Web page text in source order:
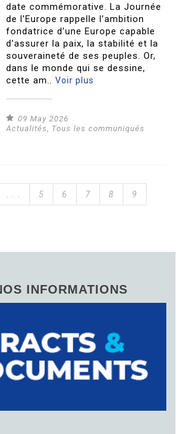
date commémorative. La Journée
de l’Europe rappelle l’ambition
fondatrice d’une Europe capable
d’assurer la paix, la stabilité et la
souveraineté de ses peuples. Or,
dans le monde qui se dessine,
cette am..Voir plus
09 May 2026
Actualités
Tous les communiqués
5 6 7 8 9
INFORMATIONS